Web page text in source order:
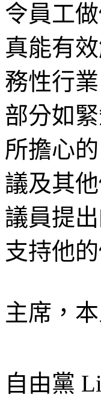
令員工
真能有
務性行
部分如
所擔心
議及其
議員提
支持他
主席，
自由黨